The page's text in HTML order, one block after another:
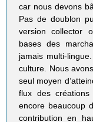
car nous devons
Pas de doublon
version collector
bases des
jamais multi-
culture. Nous
seul moyen
flux des
encore beaucoup
contribution en